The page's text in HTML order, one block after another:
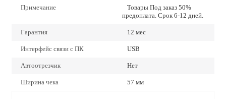
Примечание
Товары Под заказ 50%
предоплата. Срок 6-12 дней.
Гарантия 12 мес
Интерфейс связи с ПК USB
Автоотрезчик Нет
Ширина чека 57 мм